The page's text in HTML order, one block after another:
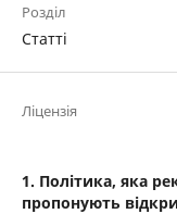
Розділ
Статті
Ліцензія
1. Політика, яка
пропонують